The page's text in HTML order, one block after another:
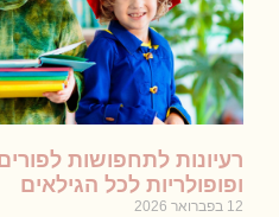
רעיונות לתחפושות
ופופולריות לכל הגילאים
12 בפברואר 2026